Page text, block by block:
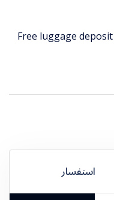
Free luggage deposit
استفسار